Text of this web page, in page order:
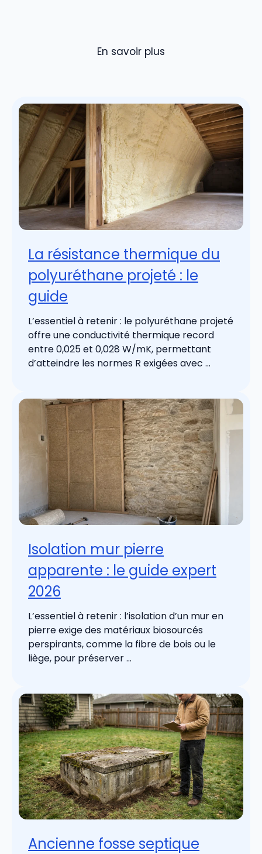
En savoir plus
La résistance thermique du
polyuréthane projeté : le
guide
L’essentiel à retenir : le polyuréthane projeté
offre une conductivité thermique record
entre 0,025 et 0,028 W/mK, permettant
d’atteindre les normes R exigées avec ...
Isolation mur pierre
apparente : le guide expert
2026
L’essentiel à retenir : l’isolation d’un mur en
pierre exige des matériaux biosourcés
perspirants, comme la fibre de bois ou le
liège, pour préserver ...
Ancienne fosse septique